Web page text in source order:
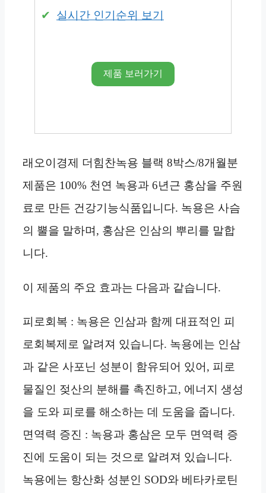
실시간 인기순위 보기
제품 보러가기
래오이경제 더힘찬녹용 블랙 8박스/8개월분
제품은 100% 천연 녹용과 6년근 홍삼을 주원
료로 만든 건강기능식품입니다. 녹용은 사슴
의 뿔을 말하며, 홍삼은 인삼의 뿌리를 말합
니다.
이 제품의 주요 효과는 다음과 같습니다.
피로회복 : 녹용은 인삼과 함께 대표적인 피
로회복제로 알려져 있습니다. 녹용에는 인삼
과 같은 사포닌 성분이 함유되어 있어, 피로
물질인 젖산의 분해를 촉진하고, 에너지 생성
을 도와 피로를 해소하는 데 도움을 줍니다.
면역력 증진 : 녹용과 홍삼은 모두 면역력 증
진에 도움이 되는 것으로 알려져 있습니다.
녹용에는 항산화 성분인 SOD와 베타카로틴